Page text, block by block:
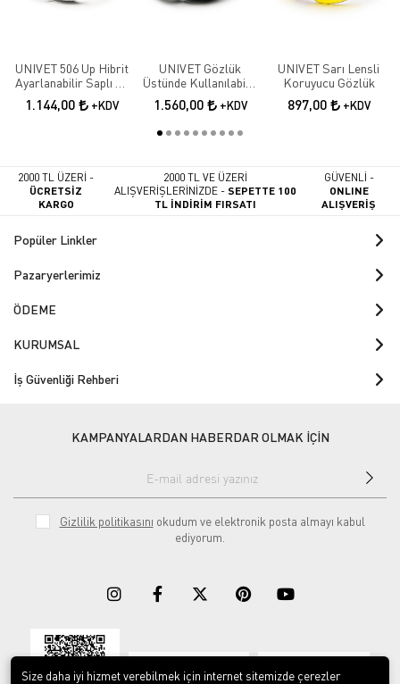
UNIVET 506 Up Hibrit
Ayarlanabilir Saplı Ve
Baş Bantlı Çizilmeye
Ve Buğu Oluşumuna
1.144,00 +KDV
UNIVET Gözlük
Üstünde Kullanılabilir
Kauçuk Içlikli
Koruyucu Gözlük
1.560,00 +KDV
UNIVET Sarı Lensli
Koruyucu Gözlük
897,00 +KDV
2000 TL ÜZERİ -
ÜCRETSİZ
KARGO
2000 TL VE ÜZERİ
ALIŞVERİŞLERİNİZDE -SEPETTE 100
TL İNDİRİM FIRSATI
GÜVENLİ -
ONLINE
ALIŞVERİŞ
Popüler Linkler
Pazaryerlerimiz
ÖDEME
KURUMSAL
İş Güvenliği Rehberi
KAMPANYALARDAN HABERDAR OLMAK İÇİN
Gizlilik politikasını okudum ve elektronik posta almayı kabul
ediyorum.
App Store Google play
Size daha iyi hizmet verebilmek için internet sitemizde çerezler